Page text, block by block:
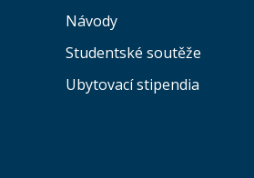
Návody
Studentské soutěže
Ubytovací stipendia